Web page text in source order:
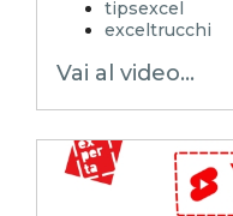
tipsexcel
exceltrucchi
Xcamp
superexcel
exceltips
microsoft
excel_learning
excel_master
Vai al video...